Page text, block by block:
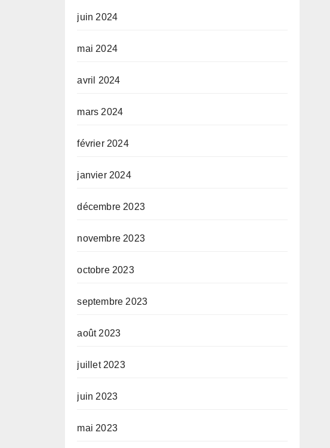
juin 2024
mai 2024
avril 2024
mars 2024
février 2024
janvier 2024
décembre 2023
novembre 2023
octobre 2023
septembre 2023
août 2023
juillet 2023
juin 2023
mai 2023